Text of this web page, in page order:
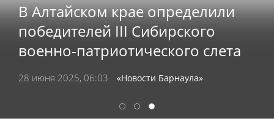
В Алтайском крае определили
победителей III Сибирского
военно-патриотического слета
«Россия молодая»
28 июня 2025, 06:03 «Новости Барнаула»
1 2 3